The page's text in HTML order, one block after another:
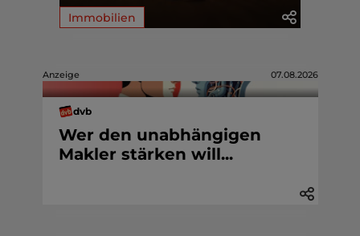
Immobilien
Anzeige 07.08.2026
dvb
Wer den unabhängigen
Makler stärken will...